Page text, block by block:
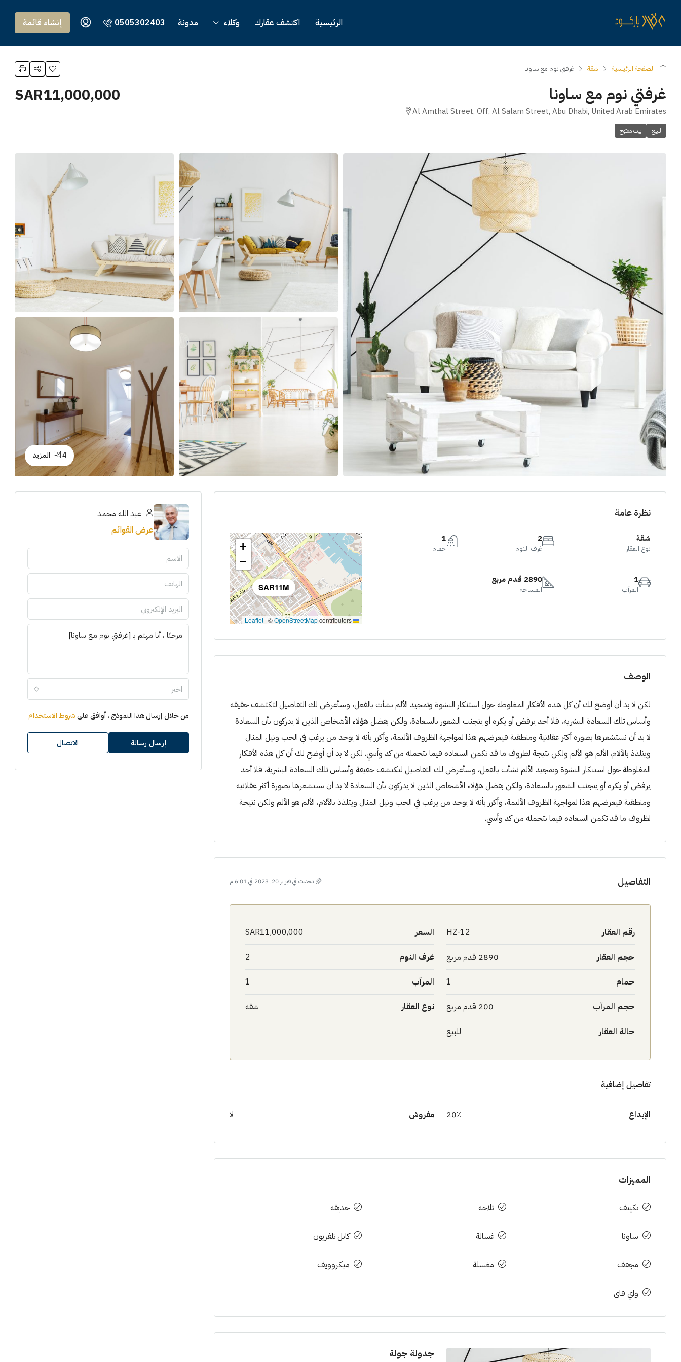
الرئيسية اكتشف عقارك وكلاء مدونة 0505302403 إنشاء قائمة
الصفحة الرئيسية شقة غرفتي نوم مع ساونا
غرفتي نوم مع ساونا
Al Amthal Street, Off, Al Salam Street, Abu Dhabi, United Arab Emirates
للبيع بيت مفتوح
SAR11,000,000
4 المزيد
نظرة عامة
شقة
نوع العقار
2
غرف النوم
1
حمام
1
المرآب
2890 قدم مربع
المساحه SAR11M
+
−
Leaflet
| ©OpenStreetMapcontributors
الوصف
لكن لا بد أن أوضح لك أن كل هذه الأفكار المغلوطة حول استنكار النشوة وتمجيد الألم نشأت بالفعل، وسأعرض لك التفاصيل لتكتشف حقيقة
وأساس تلك السعادة البشرية، فلا أحد يرفض أو يكره أو يتجنب الشعور بالسعادة، ولكن بفضل هؤلاء الأشخاص الذين لا يدركون بأن السعادة
لا بد أن نستشعرها بصورة أكثر عقلانية ومنطقية فيعرضهم هذا لمواجهة الظروف الأليمة، وأكرر بأنه لا يوجد من يرغب في الحب ونيل المنال
ويتلذذ بالآلام، الألم هو الألم ولكن نتيجة لظروف ما قد تكمن السعاده فيما نتحمله من كد وأسي. لكن لا بد أن أوضح لك أن كل هذه الأفكار
المغلوطة حول استنكار النشوة وتمجيد الألم نشأت بالفعل، وسأعرض لك التفاصيل لتكتشف حقيقة وأساس تلك السعادة البشرية، فلا أحد
يرفض أو يكره أو يتجنب الشعور بالسعادة، ولكن بفضل هؤلاء الأشخاص الذين لا يدركون بأن السعادة لا بد أن نستشعرها بصورة أكثر عقلانية
ومنطقية فيعرضهم هذا لمواجهة الظروف الأليمة، وأكرر بأنه لا يوجد من يرغب في الحب ونيل المنال ويتلذذ بالآلام، الألم هو الألم ولكن نتيجة
لظروف ما قد تكمن السعاده فيما نتحمله من كد وأسي.
التفاصيل تحديث في فبراير 20, 2023 في 6:01 م
رقم العقار HZ-12 السعر SAR11,000,000
حجم العقار 2890 قدم مربع غرف النوم 2
حمام 1 المرآب 1
حجم المرآب 200 قدم مربع نوع العقار شقة
حالة العقار للبيع
تفاصيل إضافية
الإيداع 20٪ مفروش لا
المميزات
تكييف ثلاجة حديقة
ساونا غسالة كابل تلفزيون
مجفف مغسلة ميكروويف
واي فاي
جدولة جولة
عبد الله محمد
عرض القوائم
اختر
من خلال إرسال هذا النموذج ، أوافق علىشروط الاستخدام
إرسال رسالة الاتصال